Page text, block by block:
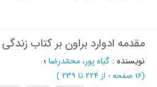
مقدمه ادوارد براون بر کتاب
نویسنده : گیاه پور، محمّدرضا؛
(‎16 صفحه - از 224 تا 239 )